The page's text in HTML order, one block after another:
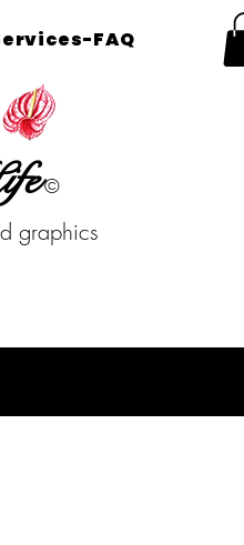
FAQ
©
graphics